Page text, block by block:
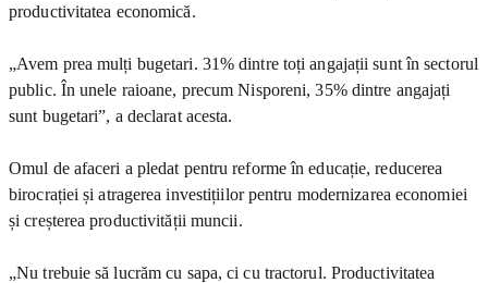
productivitatea economică.
„Avem prea mulți bugetari. 31% dintre toți angajații sunt în sectorul
public. În unele raioane, precum Nisporeni, 35% dintre angajați
sunt bugetari”, a declarat acesta.
Omul de afaceri a pledat pentru reforme în educație, reducerea
birocrației și atragerea investițiilor pentru modernizarea economiei
și creșterea productivității muncii.
„Nu trebuie să lucrăm cu sapa, ci cu tractorul. Productivitatea